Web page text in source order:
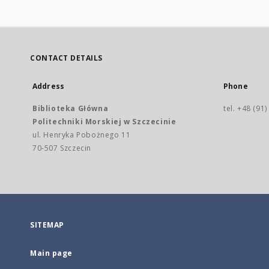
CONTACT DETAILS
Address
Biblioteka Główna
Politechniki Morskiej w Szczecinie
ul. Henryka Pobożnego 11
70-507 Szczecin
Phone
tel. +48
SITEMAP
Main page